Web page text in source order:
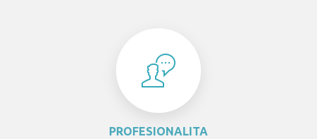
PROFESIONALITA